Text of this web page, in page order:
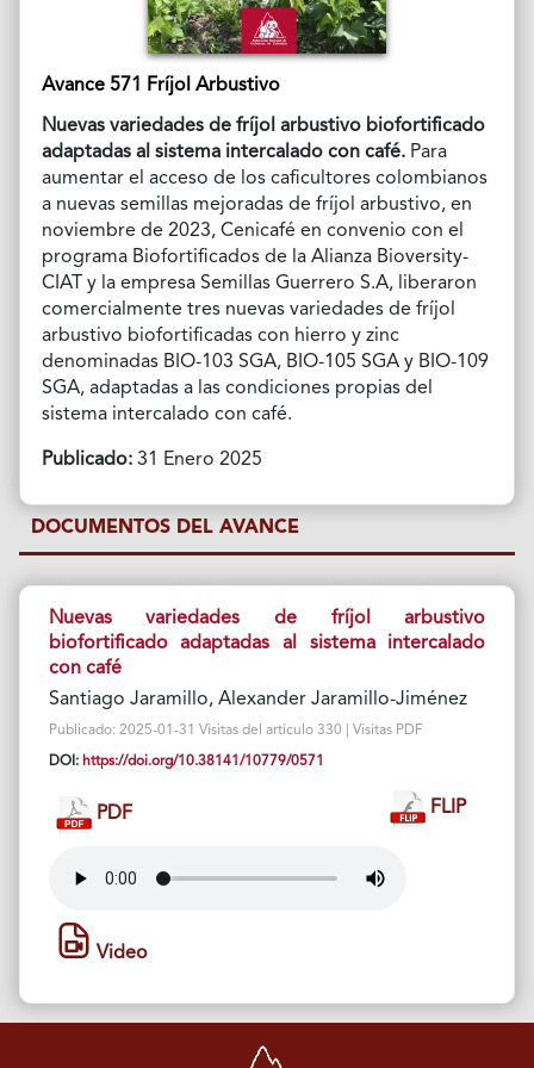
Avance 571 Fríjol Arbustivo
Nuevas variedades de fríjol arbustivo biofortificado
adaptadas al sistema intercalado con café. Para
aumentar el acceso de los caficultores colombianos
a nuevas semillas mejoradas de fríjol arbustivo, en
noviembre de 2023, Cenicafé en convenio con el
programa Biofortificados de la Alianza Bioversity-
CIAT y la empresa Semillas Guerrero S.A, liberaron
comercialmente tres nuevas variedades de fríjol
arbustivo biofortificadas con hierro y zinc
denominadas BIO-103 SGA, BIO-105 SGA y BIO-109
SGA, adaptadas a las condiciones propias del
sistema intercalado con café.
Publicado:31 Enero 2025
DOCUMENTOS DEL AVANCE
Nuevas variedades de fríjol arbustivo
biofortificado adaptadas al sistema intercalado
con café
Santiago Jaramillo, Alexander Jaramillo-Jiménez
Publicado: 2025-01-31 Visitas del artículo 330 | Visitas PDF
DOI: https://doi.org/10.38141/10779/0571
PDF FLIP
Video